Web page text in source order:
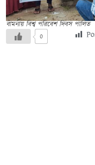
বামনায় বিশ্ব পরিবেশ দিবস পালিত
0